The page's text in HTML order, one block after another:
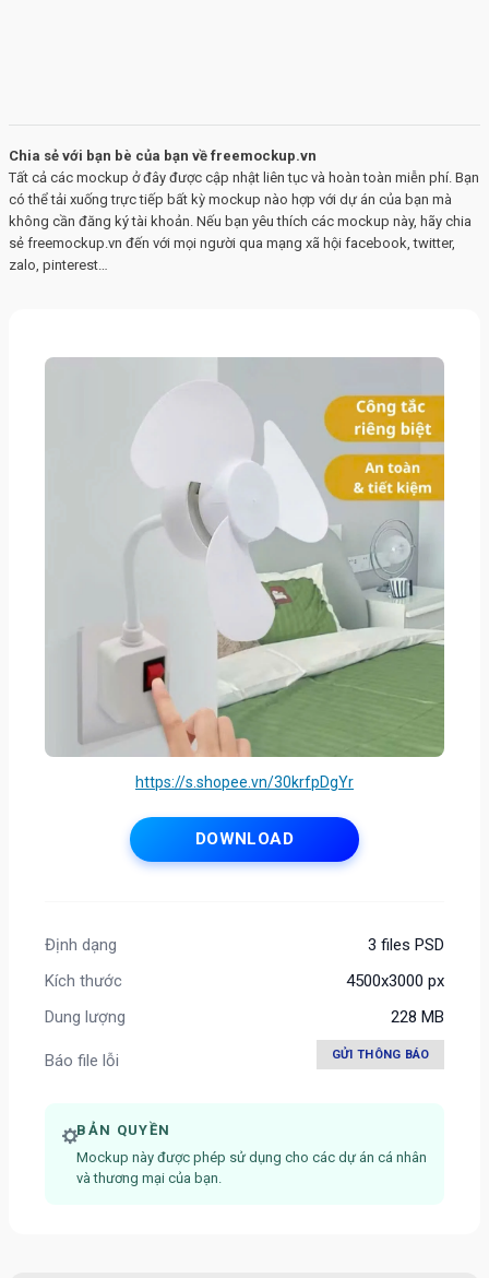
Chia sẻ với bạn bè của bạn về freemockup.vn
Tất cả các mockup ở đây được cập nhật liên tục và hoàn toàn miễn phí. Bạn
có thể tải xuống trực tiếp bất kỳ mockup nào hợp với dự án của bạn mà
không cần đăng ký tài khoản. Nếu bạn yêu thích các mockup này, hãy chia
sẻ freemockup.vn đến với mọi người qua mạng xã hội facebook, twitter,
zalo, pinterest…
https://s.shopee.vn/30krfpDgYr
DOWNLOAD
Định dạng
3 files PSD
Kích thước
4500x3000 px
Dung lượng
228 MB
Báo file lỗi GỬI THÔNG BÁO
BẢN QUYỀN
Mockup này được phép sử dụng cho các dự án cá nhân
và thương mại của bạn.